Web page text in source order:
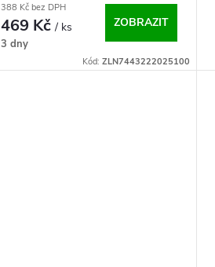
388 Kč bez DPH
469 Kč/ ks
3 dny
ZOBRAZIT
Kód:ZLN7443222025100